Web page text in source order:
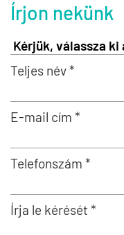
Írjon nekünk
Teljes név *
E-mail cím *
Telefonszám *
Írja le kérését *